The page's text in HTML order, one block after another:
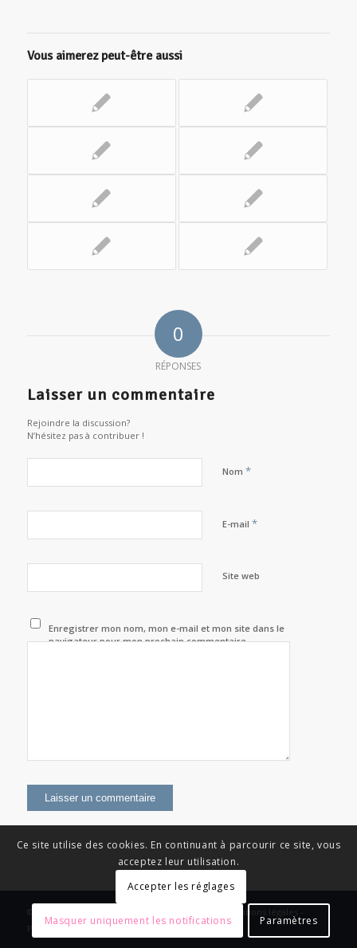
Vous aimerez peut-être aussi
0
RÉPONSES
Laisser un commentaire
Rejoindre la discussion?
N’hésitez pas à contribuer !
Nom *
E-mail *
Site web
Enregistrer mon nom, mon e-mail et mon site dans le
navigateur pour mon prochain commentaire.
© Copyright - News Nouvelle Acropole - 2023 - Mentions légales -
Politique de confidentialité
Ce site utilise des cookies. En continuant à parcourir ce site, vous
acceptez leur utilisation.
Accepter les réglages
Masquer uniquement les notifications Paramètres